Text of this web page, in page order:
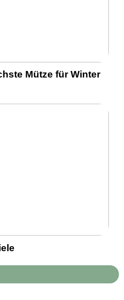
Mütze für Winter